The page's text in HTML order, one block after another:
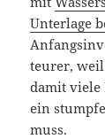
Unterlage
teurer, weil
damit viele
ein
muss.